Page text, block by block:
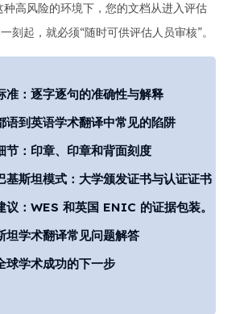
种高风险的环境下，您的文档从进入评估
刻起，就必须“随时可供评估人员审核”。
准：逐字逐句的准确性与解释
语到英语学术翻译中常见的陷阱
节：印章、印章和背面刻度
基斯坦模式：大学颁发证书与认证证书
议：WES 和英国 ENIC 的证据包装。
坦学术翻译常见问题解答
球学术成功的下一步